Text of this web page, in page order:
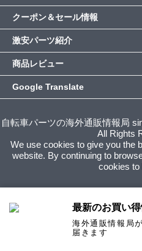
クーポン＆セール情報
激安パーツ紹介
商品レビュー
Google Translate
自転車パーツの海外通販情報局
All Rights
We use cookies to give you the
website. By continuing to
cookies to
最新のお買い
海外通販情報局
届きます